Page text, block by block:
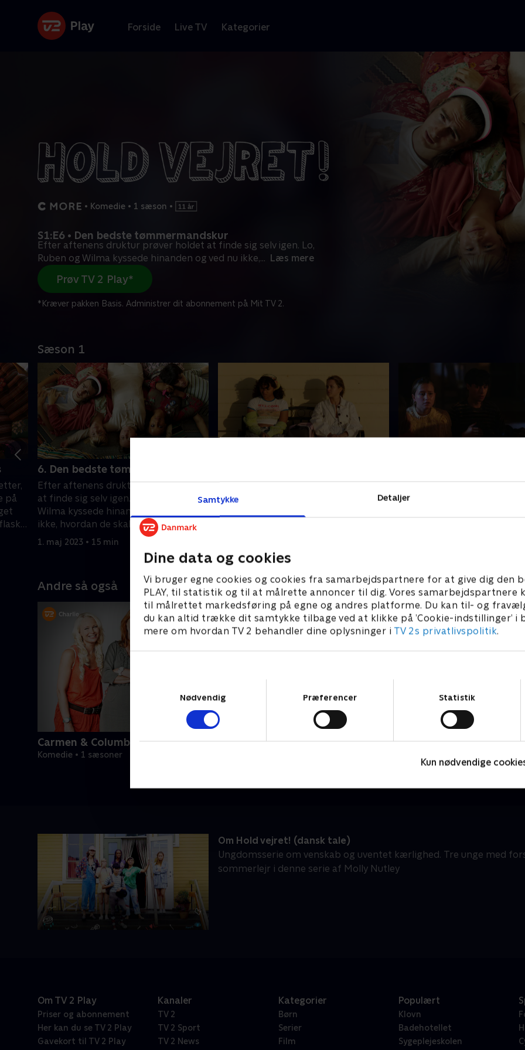
Samtykke Detaljer
Dine data og cookies
Vi bruger egne cookies og cookies fra samarbejdspartnere for at give dig den
PLAY, til statistik og til at målrette annoncer til dig. Vores samarbejdspartnere
til målrettet markedsføring på egne og andres platforme. Du kan til- og
du kan altid trække dit samtykke tilbage ved at klikke på ’Cookie-indstillinger’ i
mere om hvordan TV 2 behandler dine oplysninger i TV 2s privatlivspolitik.
Nødvendig
Præferencer Statistik
Kun nødvendige
Forside Live TV Kategorier
• Komedie • 1 sæson •
S1:E6 • Den bedste tømmermandskur
Efter aftenens druktur prøver holdet at finde sig selv igen. Lo,
Ruben og Wilma kyssede hinanden og ved nu ikke,... Læs mere
Prøv TV 2 Play*
*Kræver pakken Basis. Administrer dit abonnement på Mit TV 2.
Sæson 1
på
6. Den bedste tømmermandskur
Efter aftenens druktur prøver holdet
at finde sig selv igen. Lo, Ruben og
Wilma kyssede hinanden og ved nu
ikke, hvordan de skal håndtere det
1. maj 2023 • 15 min
Øen rystes af følelsesmæssige uvejr.
Wilma udnytter Ruben, men det går
spøgelser eller skabninger
Andre så også
Carmen & Columbo
Komedie • 1 sæsoner
Om Hold vejret! (dansk tale)
Ungdomsserie om venskab og uventet kærlighed. Tre unge med
sommerlejr i denne serie af Molly Nutley
Om TV 2 Play
Priser og abonnement
Her kan du se TV 2 Play
Gavekort til TV 2 Play
Kanaler
TV 2
TV 2 Sport
TV 2 News
Kategorier
Børn
Serier
Film
Populært
Klovn
Badehotellet
Sygeplejeskolen